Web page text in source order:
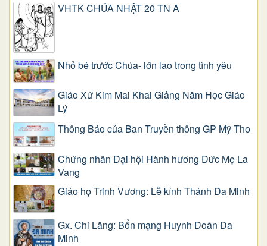
VHTK CHÚA NHẬT 20 TN A
Nhỏ bé trước Chúa- lớn lao trong tình yêu
Giáo Xứ Kim Mai Khai Giảng Năm Học Giáo
Lý
Thông Báo của Ban Truyền thông GP Mỹ Tho
Chứng nhân Đại hội Hành hương Đức Mẹ La
Vang
Giáo họ Trinh Vương: Lễ kính Thánh Đa Minh
Gx. Chi Lăng: Bổn mạng Huynh Đoàn Đa
Minh